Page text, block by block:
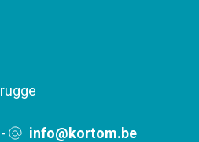
- info@kortom.be